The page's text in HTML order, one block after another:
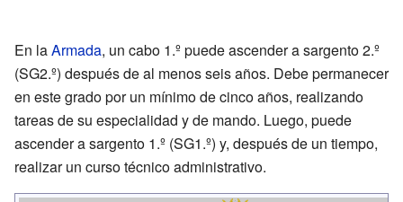
En laArmada, un cabo 1.º puede ascender a sargento 2.º
(SG2.º) después de al menos seis años. Debe permanecer
en este grado por un mínimo de cinco años, realizando
tareas de su especialidad y de mando. Luego, puede
ascender a sargento 1.º (SG1.º) y, después de un tiempo,
realizar un curso técnico administrativo.